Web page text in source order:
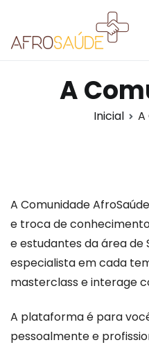
A
Inicial A
A Comunidade
e troca de
e estudantes da área de
especialista em cada
masterclass e interage
A plataforma é para
pessoalmente e